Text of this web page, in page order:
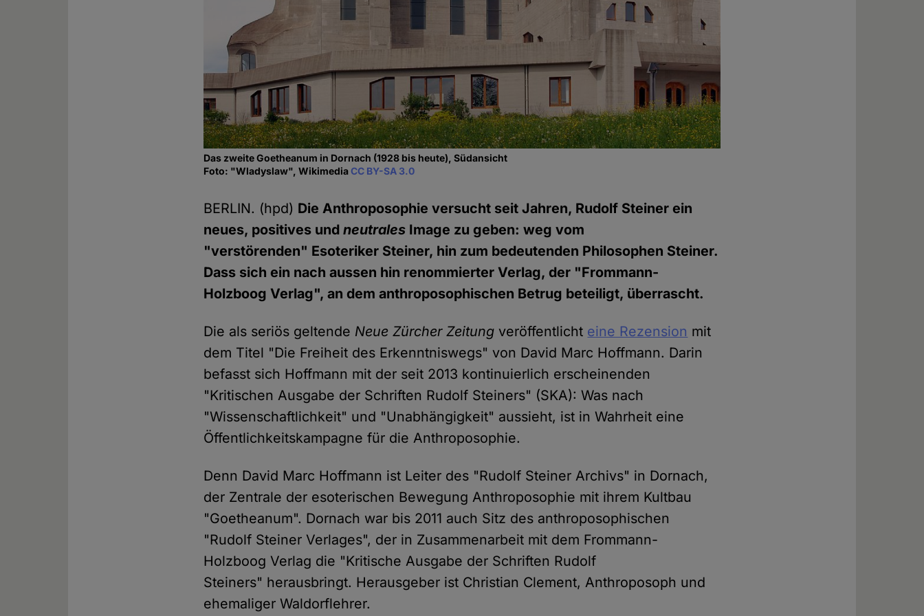
Das zweite Goetheanum in Dornach (1928 bis heute), Südansicht
Foto: "Wladyslaw", WikimediaCC BY-SA 3.0
BERLIN. (hpd) Die Anthroposophie versucht seit Jahren, Rudolf Steiner ein
neues, positives undneutrales Image zu geben: weg vom
"verstörenden" Esoteriker Steiner, hin zum bedeutenden Philosophen Steiner.
Dass sich ein nach aussen hin renommierter Verlag, der "Frommann-
Holzboog Verlag", an dem anthroposophischen Betrug beteiligt, überrascht.
Die als seriös geltende Neue Zürcher Zeitung veröffentlicht eine Rezension mit
dem Titel "Die Freiheit des Erkenntniswegs" von David Marc Hoffmann. Darin
befasst sich Hoffmann mit der seit 2013 kontinuierlich erscheinenden
"Kritischen Ausgabe der Schriften Rudolf Steiners" (SKA): Was nach
"Wissenschaftlichkeit" und "Unabhängigkeit" aussieht, ist in Wahrheit eine
Öffentlichkeitskampagne für die Anthroposophie.
Denn David Marc Hoffmann ist Leiter des "Rudolf Steiner Archivs" in Dornach,
der Zentrale der esoterischen Bewegung Anthroposophie mit ihrem Kultbau
"Goetheanum". Dornach war bis 2011 auch Sitz des anthroposophischen
"Rudolf Steiner Verlages", der in Zusammenarbeit mit dem Frommann-
Holzboog Verlag die "Kritische Ausgabe der Schriften Rudolf
Steiners" herausbringt. Herausgeber ist Christian Clement, Anthroposoph und
ehemaliger Waldorflehrer.